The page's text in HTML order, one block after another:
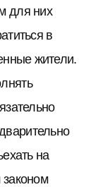
для них
в
жители.
на